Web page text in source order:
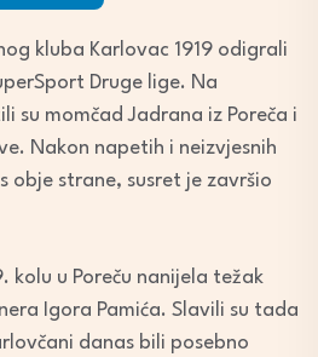
kluba Karlovac 1919 odigrali
Druge lige. Na
su momčad Jadrana iz Poreča i
Nakon napetih i neizvjesnih
obje strane, susret je završio
kolu u Poreču nanijela težak
Igora Pamića. Slavili su tada
danas bili posebno